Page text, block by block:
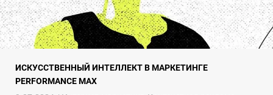
ИСКУССТВЕННЫЙ ИНТЕЛЛЕКТ В МАРКЕТИНГЕ
PERFORMANCE MAX